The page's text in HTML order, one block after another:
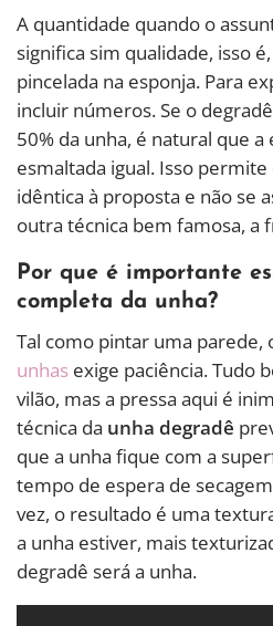
A quantidade quando o
significa sim qualidade, isso
pincelada na esponja. Para
incluir números. Se o
50% da unha, é natural que
esmaltada igual. Isso permite
idêntica à proposta e não se
outra técnica bem famosa, a
Por que é importante
completa da unha?
Tal como pintar uma parede,
unhas exige paciência. Tudo
vilão, mas a pressa aqui é
técnica da unha degradê
que a unha fique com a
tempo de espera de
vez, o resultado é uma
a unha estiver, mais
degradê será a unha.